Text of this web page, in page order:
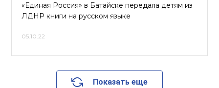
«Единая Россия» в Батайске передала детям из
ЛДНР книги на русском языке
05.10.22
Показать еще